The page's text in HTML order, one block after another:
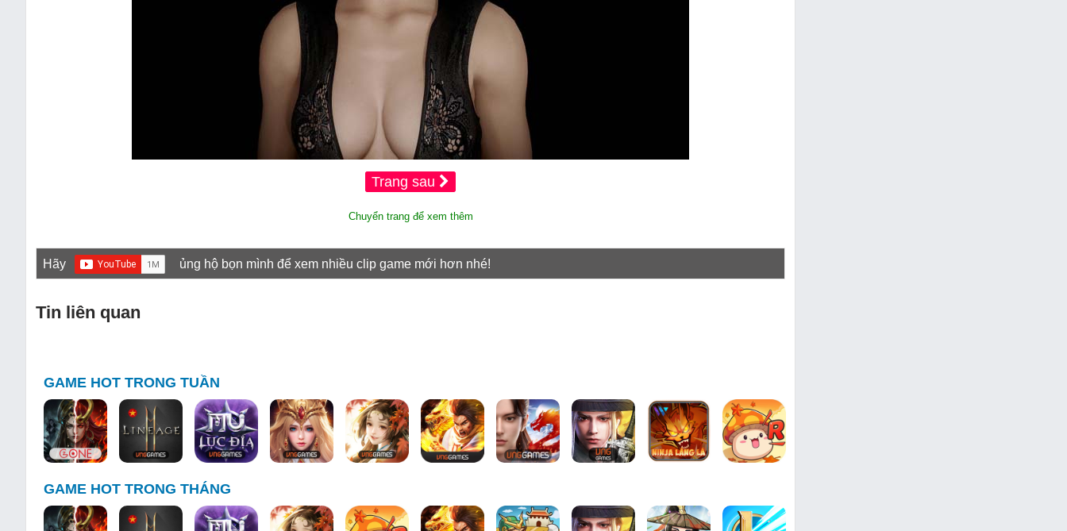
Trang sau
Chuyển trang để xem thêm
Hãy ủng hộ bọn mình để xem nhiều clip game mới hơn nhé!
Tin liên quan
GAME HOT TRONG TUẦN
GAME HOT TRONG THÁNG